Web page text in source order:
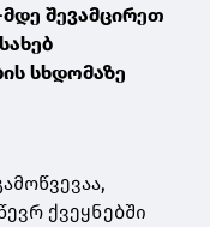
შევამცირეთ
სხდომაზე
ქვეყნებში